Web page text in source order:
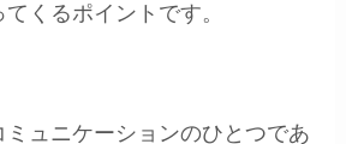
くるポイント です。
ュニケーションのひとつであ